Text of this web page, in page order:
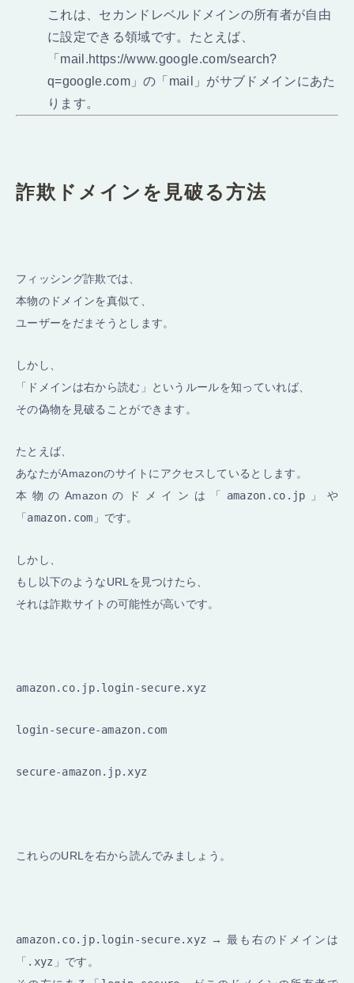
これは、セカンドレベルドメインの所有者が自由
に設定できる領域です。たとえば、
「mail.https://www.google.com/search?
q=google.com」の「mail」がサブドメインにあた
ります。
詐欺ドメインを見破る方法
フィッシング詐欺では、
本物のドメインを真似て、
ユーザーをだまそうとします。
しかし、
「ドメインは右から読む」というルールを知っていれば、
その偽物を見破ることができます。
たとえば、
あなたがAmazonのサイトにアクセスしているとします。
本物のAmazonのドメインは「 amazon.co.jp 」や
「 amazon.com 」です。
しかし、
もし以下のようなURLを見つけたら、
それは詐欺サイトの可能性が高いです。
amazon.co.jp.login-secure.xyz
login-secure-amazon.com
secure-amazon.jp.xyz
これらのURLを右から読んでみましょう。
amazon.co.jp.login-secure.xyz → 最も右のドメインは
「 .xyz 」です。